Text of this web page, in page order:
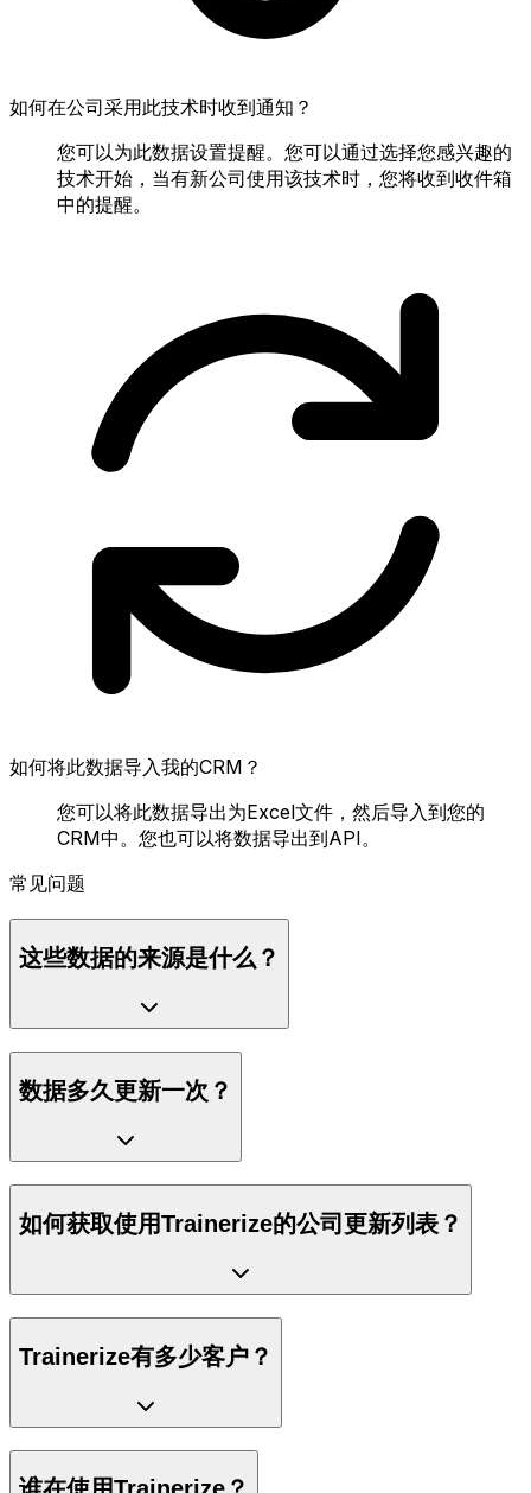
如何在公司采用此技术时收到通知？
您可以为此数据设置提醒。您可以通过选择您感兴趣的
技术开始，当有新公司使用该技术时，您将收到收件箱
中的提醒。
如何将此数据导入我的CRM？
您可以将此数据导出为Excel文件，然后导入到您的
CRM中。您也可以将数据导出到API。
常见问题
这些数据的来源是什么？
数据多久更新一次？
如何获取使用Trainerize的公司更新列表？
Trainerize有多少客户？